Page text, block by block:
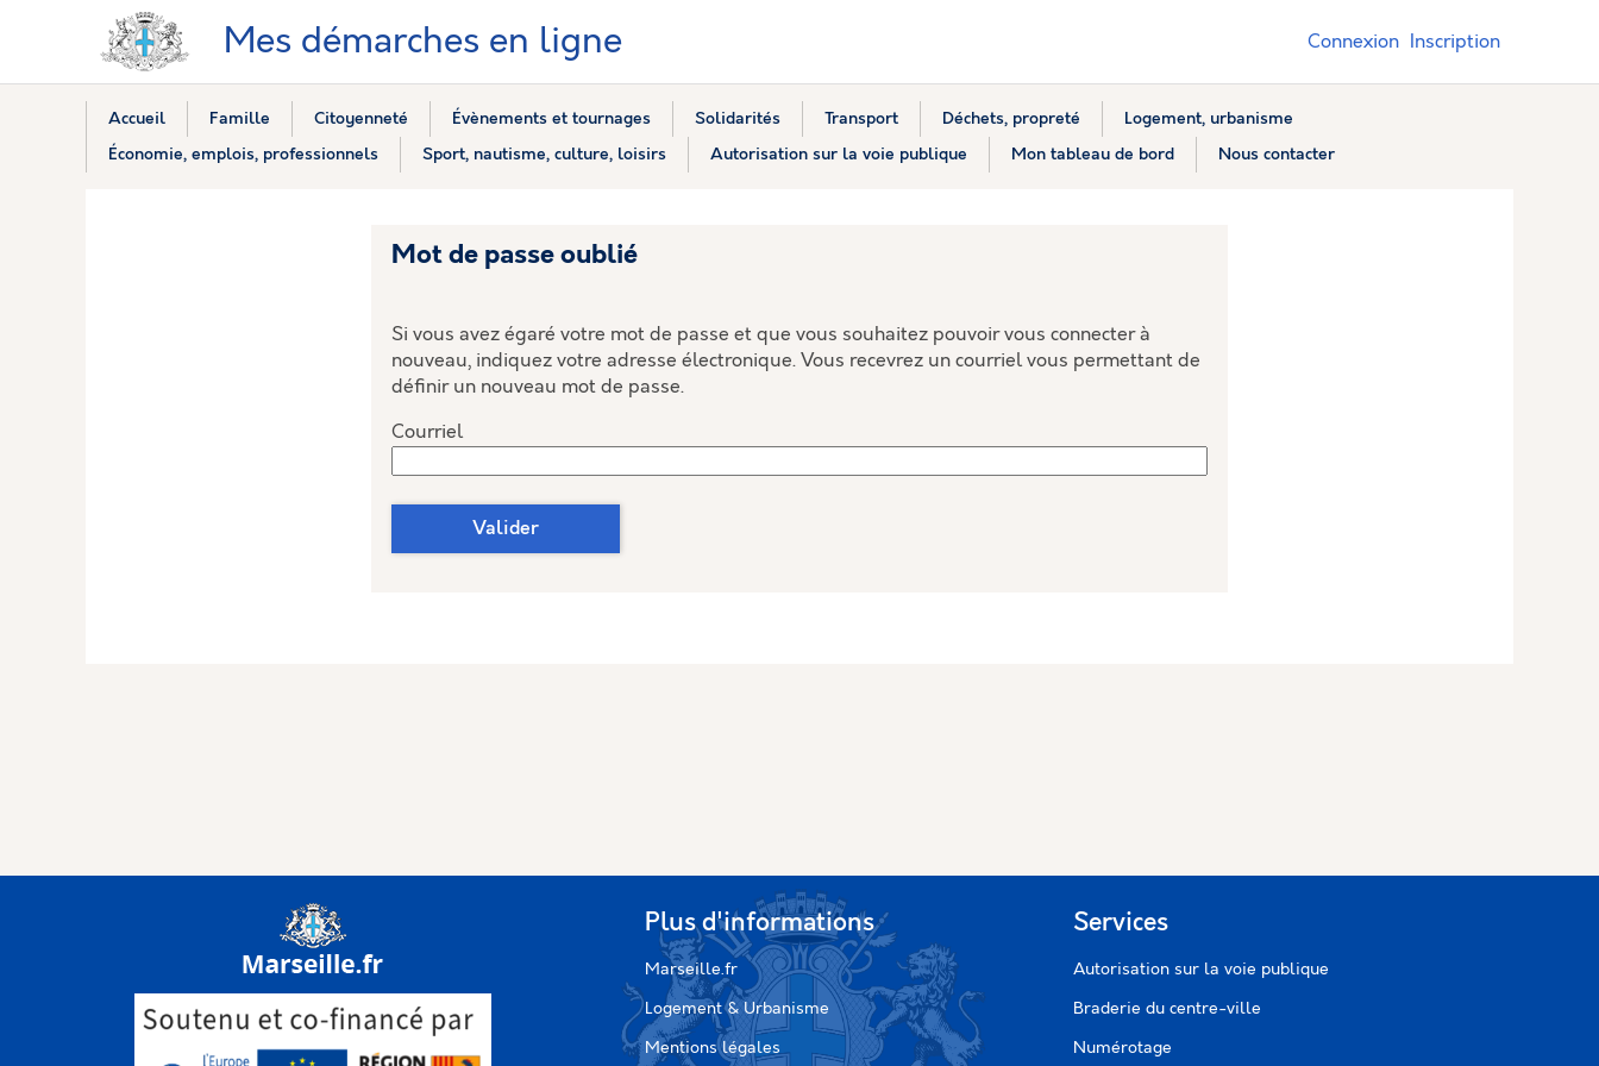
Mes démarches en ligne Connexion Inscription
Accueil Famille Citoyenneté Évènements et tournages Solidarités Transport Déchets, propreté
Logement, urbanisme
Économie, emplois, professionnels
Sport, nautisme, culture, loisirs Autorisation sur la voie publique Mon tableau de bord Nous contacter
Mot de passe oublié
Si vous avez égaré votre mot de passe et que vous souhaitez pouvoir vous connecter à
nouveau, indiquez votre adresse électronique. Vous recevrez un courriel vous permettant de
définir un nouveau mot de passe.
Courriel
Valider
Plus d'informations
Marseille.fr
Logement & Urbanisme
Mentions légales
Services
Autorisation sur la voie publique
Braderie du centre-ville
Numérotage